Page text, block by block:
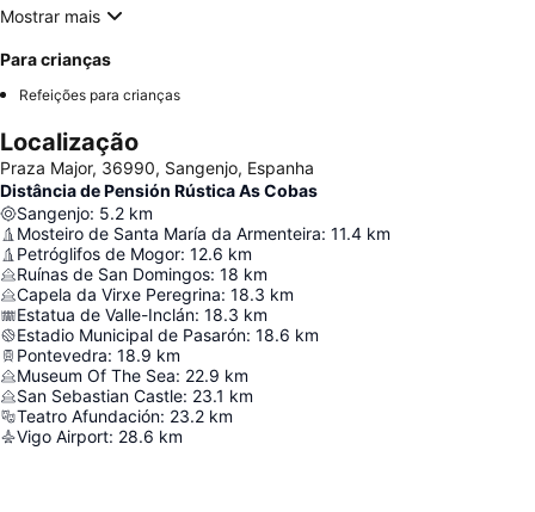
Mostrar mais
Para crianças
Refeições para crianças
Localização
Praza Major, 36990, Sangenjo, Espanha
Distância de Pensión Rústica As Cobas
Sangenjo: 5.2 km
Mosteiro de Santa María da Armenteira: 11.4 km
Petróglifos de Mogor: 12.6 km
Ruínas de San Domingos: 18 km
Capela da Virxe Peregrina: 18.3 km
Estatua de Valle-Inclán: 18.3 km
Estadio Municipal de Pasarón: 18.6 km
Pontevedra: 18.9 km
Museum Of The Sea: 22.9 km
San Sebastian Castle: 23.1 km
Teatro Afundación: 23.2 km
Vigo Airport: 28.6 km